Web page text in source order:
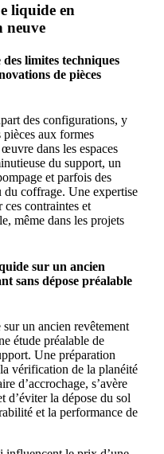
liquide en
neuve
limites techniques
de pièces
des configurations, y
pièces aux formes
dans les espaces
du support, un
et parfois des
du coffrage. Une expertise
ces contraintes et
même dans les projets
sur un ancien
sans dépose préalable
un ancien revêtement
étude préalable de
Une préparation
vérification de la planéité
d’accrochage, s’avère
d’éviter la dépose du sol
et la performance de